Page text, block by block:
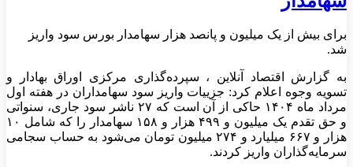
برای بیش از یک میلیون و پانصد هزار سهامدار بورس سود واریز
شد.
به گزارش اقتصاد آنلاین ، سپرده‌گذاری مرکزی اوراق بهادار و
تسویه وجوه اعلام کرد: جزییات واریز سود سهامداران در هفته اول
مرداد ماه ۱۴۰۴ حاکی از آن است که ۲۷ ناشر سود جاری، سنواتی
و حق تقدم یک میلیون و ۴۹۹ هزار و ۱۵۸ سهامدار را که شامل ۱۰
هزار و ۶۶۷ میلیارد و ۲۷۴ میلیون تومان می‌شود به حساب سجامی
سرمایه‌گذاران واریز کردند.